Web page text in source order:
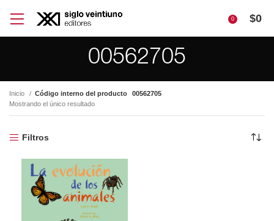
0 $0
00562705
Inicio Código interno del producto
00562705
Mostrando el único resultado
Filtros